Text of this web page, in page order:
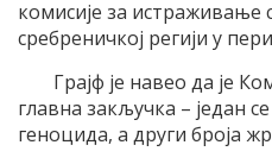
комисије за истраживање
сребреничкој регији у
Грајф је навео да је
главна закључка – један
геноцида, а други броја